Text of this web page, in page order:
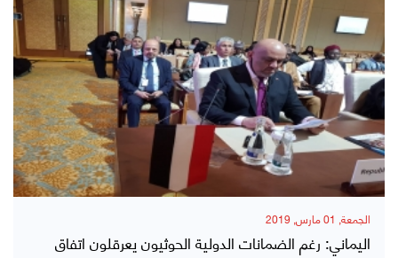
الجمعة, 01 مارس, 2019
اليماني: رغم الضمانات الدولية الحوثيون يعرقلون اتفاق